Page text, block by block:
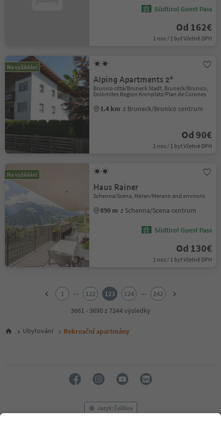
Südtirol Guest Pass
Od 162€
1 noc / 1 byt Včetně DPH
Na vyžádání
Alping Apartments 2°
Brunico città/Bruneck Stadt, Bruneck/Brunico,
Dolomites Region Kronplatz/Plan de Corones
1.4 km z Bruneck/Brunico centrum
Od 90€
1 noc / 1 byt Včetně DPH
Na vyžádání
Haus Rainer
Schenna/Scena, Meran/Merano and environs
890 m z Schenna/Scena centrum
Südtirol Guest Pass
Od 130€
1 noc / 1 byt Včetně DPH
6
1 ... 122 123 124 ...
242
3661 - 3690 z 7244 výsledky
Ubytování Rekreační apartmány
Jazyk: Čeština